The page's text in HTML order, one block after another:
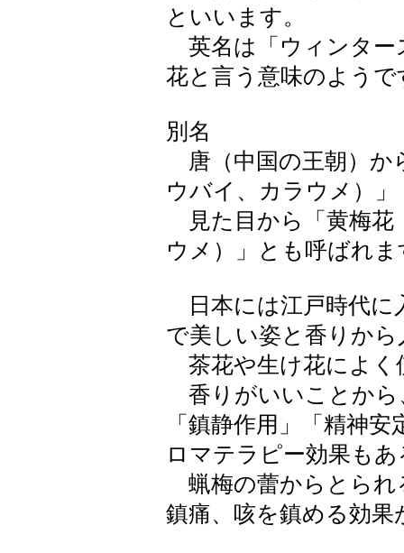
といいます。
英名は「ウィンター
花と言う意味のようで
別名
唐（中国の王朝）か
ウバイ、カラウメ）
見た目から「黄梅花
ウメ）」とも呼ばれま
日本には江戸時代に
で美しい姿と香りか
茶花や生け花によく
香りがいいことから
「鎮静作用」「精神
ロマテラピー効果も
蝋梅の蕾からとられ
鎮痛、咳を鎮める効